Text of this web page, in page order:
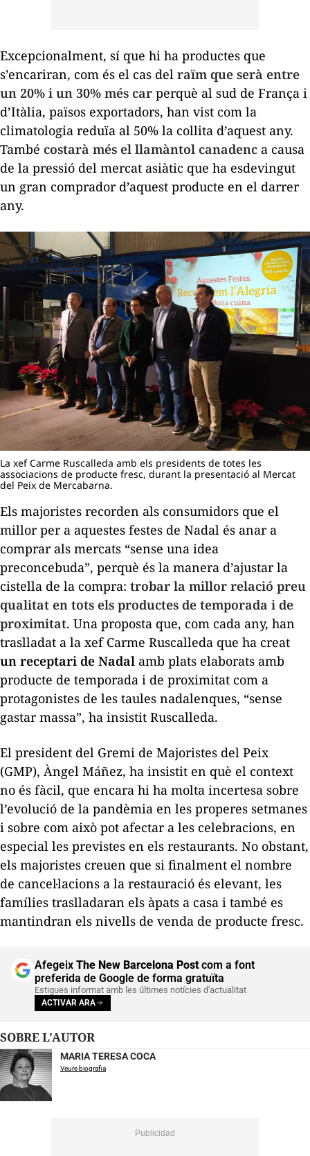
Excepcionalment, sí que hi ha productes que
s’encariran, com és el cas del raïm que serà entre
un 20% i un 30% més car perquè al sud de França i
d’Itàlia, països exportadors, han vist com la
climatologia reduïa al 50% la collita d’aquest any.
També costarà més el llamàntol canadenc a causa
de la pressió del mercat asiàtic que ha esdevingut
un gran comprador d’aquest producte en el darrer
any.
La xef Carme Ruscalleda amb els presidents de totes les
associacions de producte fresc, durant la presentació al Mercat
del Peix de Mercabarna.
Els majoristes recorden als consumidors que el
millor per a aquestes festes de Nadal és anar a
comprar als mercats “sense una idea
preconcebuda”, perquè és la manera d’ajustar la
cistella de la compra: trobar la millor relació preu
qualitat en tots els productes de temporada i de
proximitat. Una proposta que, com cada any, han
traslladat a la xef Carme Ruscalleda que ha creat
un receptari de Nadal amb plats elaborats amb
producte de temporada i de proximitat com a
protagonistes de les taules nadalenques, “sense
gastar massa”, ha insistit Ruscalleda.
El president del Gremi de Majoristes del Peix
(GMP), Àngel Máñez, ha insistit en què el context
no és fàcil, que encara hi ha molta incertesa sobre
l’evolució de la pandèmia en les properes setmanes
i sobre com això pot afectar a les celebracions, en
especial les previstes en els restaurants. No obstant,
els majoristes creuen que si finalment el nombre
de cancel·lacions a la restauració és elevant, les
famílies traslladaran els àpats a casa i també es
mantindran els nivells de venda de producte fresc.
Afegeix The New Barcelona Postcom a font
preferida de Google de forma gratuïta
Estigues informat amb les últimes notícies d'actualitat
ACTIVAR ARA
SOBRE L'AUTOR
MARIA TERESA COCA
Veure biografia